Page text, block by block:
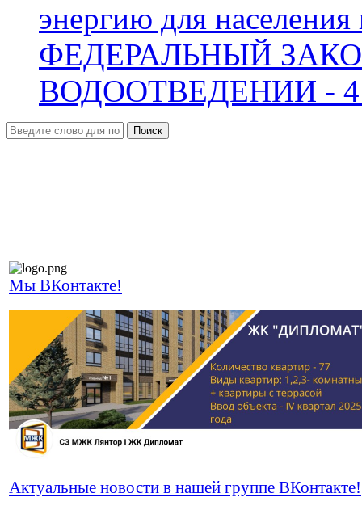
энергию для
ФЕДЕРАЛЬНЫЙ
ВОДООТВЕДЕНИИ -
Поиск
Мы ВКонтакте!
Актуальные новости в нашей группе ВКонтакте!